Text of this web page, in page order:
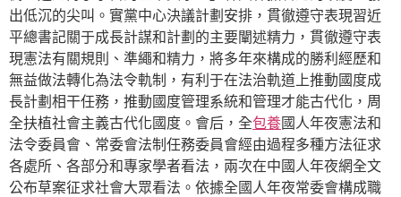
出低沉的尖叫。實黨中心決議計劃安排，貫徹遵守表現習近
平總書記關于成長計謀和計劃的主要闡述精力，貫徹遵守表
現憲法有關規則、準繩和精力，將多年來構成的勝利經歷和
無益做法轉化為法令軌制，有利于在法治軌道上推動國度成
長計劃相干任務，推動國度管理系統和管理才能古代化，周
全扶植社會主義古代化國度。會后，全包養國人年夜憲法和
法令委員會、常委會法制任務委員會經由過程多種方法征求
各處所、各部分和專家學者看法，兩次在中國人年夜網全文
公布草案征求社會大眾看法。依據全國人年夜常委會構成職